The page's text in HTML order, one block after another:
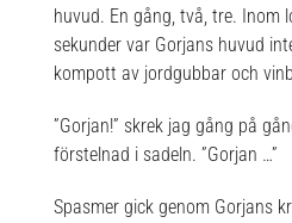
huvud. En gång, två, tre. Inom
sekunder var Gorjans huvud
kompott av jordgubbar och
”Gorjan!” skrek jag gång på
förstelnad i sadeln. ”Gorjan …”
Spasmer gick genom Gorjans